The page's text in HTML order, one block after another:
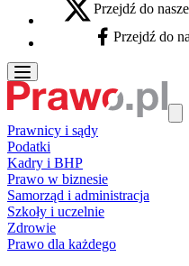
X - otwiera się w nowej
Przejdź do
Facebook - otwiera
Przejdź do
Prawnicy i sądy
Podatki
Kadry i BHP
Prawo w biznesie
Samorząd i administracja
Szkoły i uczelnie
Zdrowie
Prawo dla każdego